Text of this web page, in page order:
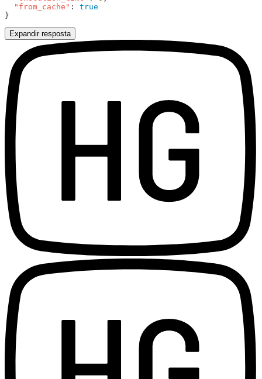
  "from_cache"
:
Expandir resposta